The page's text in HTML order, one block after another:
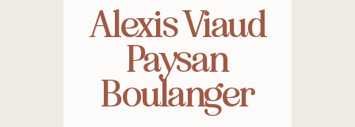
Alexis Viaud
Paysan
Boulanger